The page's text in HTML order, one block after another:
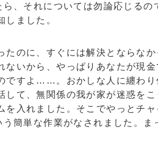
、それについては勿論応じるの
ました。
のに、すぐには解決とならな
ないから、やっぱりあなたが現
ですよ……。おかしな人に纏わり
して、無関係の我が家が迷惑を
入れました。そこでやっとチャ
簡単な作業がなされました。ま